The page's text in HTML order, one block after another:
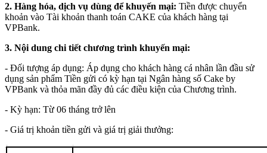
2. Hàng hóa, dịch vụ dùng để khuyến mại: Tiền được chuyển
khoản vào Tài khoản thanh toán CAKE của khách hàng tại
VPBank.
3. Nội dung chi tiết chương trình khuyến mại:
- Đối tượng áp dụng: Áp dụng cho khách hàng cá nhân lần đầu sử
dụng sản phẩm Tiền gửi có kỳ hạn tại Ngân hàng số Cake by
VPBank và thỏa mãn đầy đủ các điều kiện của Chương trình.
- Kỳ hạn: Từ 06 tháng trở lên
- Giá trị khoản tiền gửi và giá trị giải thưởng: